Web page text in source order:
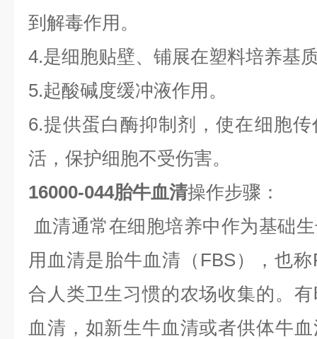
到解毒作用。
4.是细胞贴壁、铺展在塑料培养基
5.起酸碱度缓冲液作用。
6.提供蛋白酶抑制剂，使在细胞
活，保护细胞不受伤害。
16000-044胎牛血清操作步骤 ：
血清通常在细胞培养中作为基础
用血清是胎牛血清（FBS），也
合人类卫生习惯的农场收集的。
血清，如新生牛血清或者供体牛